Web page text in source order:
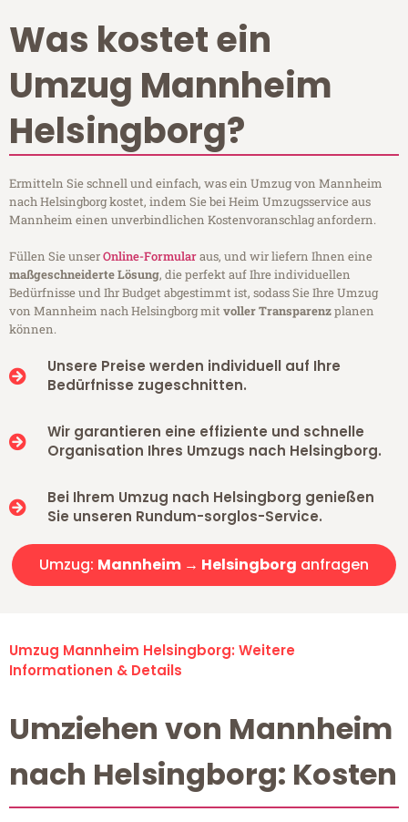
Was kostet ein
Umzug Mannheim
Helsingborg?
Ermitteln Sie schnell und einfach, was ein Umzug von Mannheim
nach Helsingborg kostet, indem Sie bei Heim Umzugsservice aus
Mannheim einen unverbindlichen Kostenvoranschlag anfordern.
Füllen Sie unserOnline-Formularaus, und wir liefern Ihnen eine
maßgeschneiderte Lösung, die perfekt auf Ihre individuellen
Bedürfnisse und Ihr Budget abgestimmt ist, sodass Sie Ihre Umzug
von Mannheim nach Helsingborg mitvoller Transparenzplanen
können.
Unsere Preise werden individuell auf Ihre
Bedürfnisse zugeschnitten.
Wir garantieren eine effiziente und schnelle
Organisation Ihres Umzugs nach Helsingborg.
Bei Ihrem Umzug nach Helsingborg genießen
Sie unseren Rundum-sorglos-Service.
Umzug: Mannheim → Helsingborg anfragen
Umzug Mannheim Helsingborg: Weitere
Informationen & Details
Umziehen von Mannheim
nach Helsingborg: Kosten